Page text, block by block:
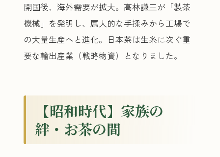
開国後、海外需要が拡大。高林謙三が「製茶
機械」を発明し、属人的な手揉みから工場で
の大量生産へと進化。日本茶は生糸に次ぐ重
要な輸出産業（戦略物資）となりました。
【昭和時代】家族の
絆・お茶の間